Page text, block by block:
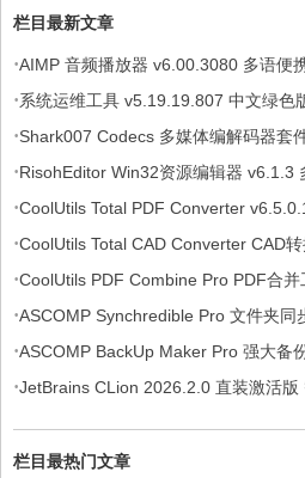
栏目最新文章
·AIMP 音频播放器 v6.00.3080 多语便
·系统运维工具 v5.19.19.807 中文绿色
·Shark007 Codecs 多媒体编解码器套
·RisohEditor Win32资源编辑器 v6.1.3
·CoolUtils Total PDF Converter
·CoolUtils Total CAD Converter CAD
版
·CoolUtils PDF Combine Pro PDF合
·ASCOMP Synchredible Pro 文件夹同
·ASCOMP BackUp Maker Pro 强大备
·JetBrains CLion 2026.2.0 直装激活
栏目最热门文章